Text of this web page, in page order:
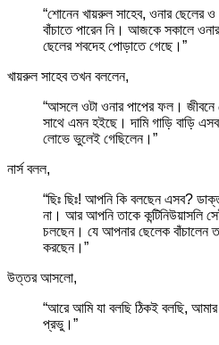
“শোনেন খায়রুল সাহেব, ওনার ছেলের
বাঁচাতে পারেন নি। আজকে সকালে
ছেলের শবদেহ পোড়াতে গেছে।”
খায়রুল সাহেব তখন বললেন,
“আসলে ওটা ওনার পাপের ফল।
সাথে এমন হইছে। দামি গাড়ি বাড়ি
লোভে ভুলেই গেছিলেন।”
নার্স বলল,
“ছিঃ ছিঃ! আপনি কি বলছেন এসব?
না। আর আপনি তাকে কন্টিনিউয়াসলি
চলছেন। যে আপনার ছেলেক বাঁচালেন
করছেন।”
উত্তর আসলো,
“আরে আমি যা বলছি ঠিকই বলছি,
প্রভু।”